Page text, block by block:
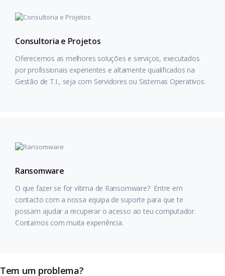
Consultoria e Projetos
Oferecemos as melhores soluções e serviços, executados
por profissionais experientes e altamente qualificados na
Gestão de T.I., seja com Servidores ou Sistemas Operativos.
Ransomware
O que fazer se for vítima de Ransomware? Entre em
contacto com a nossa equipa de suporte para que te
possam ajudar a recuperar o acesso ao teu computador.
Contamos com muita experiência.
Tem um problema?